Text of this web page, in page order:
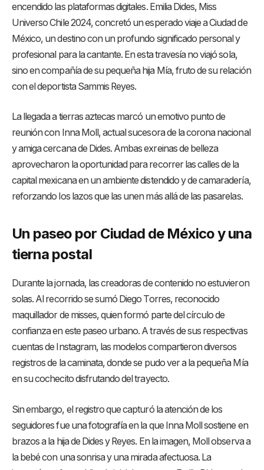
encendido las plataformas digitales. Emilia Dides, Miss
Universo Chile 2024, concretó un esperado viaje a Ciudad de
México, un destino con un profundo significado personal y
profesional para la cantante. En esta travesía no viajó sola,
sino en compañía de su pequeña hija Mía, fruto de su relación
con el deportista Sammis Reyes.
La llegada a tierras aztecas marcó un emotivo punto de
reunión con Inna Moll, actual sucesora de la corona nacional
y amiga cercana de Dides. Ambas exreinas de belleza
aprovecharon la oportunidad para recorrer las calles de la
capital mexicana en un ambiente distendido y de camaradería,
reforzando los lazos que las unen más allá de las pasarelas.
Un paseo por Ciudad de México y una
tierna postal
Durante la jornada, las creadoras de contenido no estuvieron
solas. Al recorrido se sumó Diego Torres, reconocido
maquillador de misses, quien formó parte del círculo de
confianza en este paseo urbano. A través de sus respectivas
cuentas de Instagram, las modelos compartieron diversos
registros de la caminata, donde se pudo ver a la pequeña Mía
en su cochecito disfrutando del trayecto.
Sin embargo, el registro que capturó la atención de los
seguidores fue una fotografía en la que Inna Moll sostiene en
brazos a la hija de Dides y Reyes. En la imagen, Moll observa a
la bebé con una sonrisa y una mirada afectuosa. La